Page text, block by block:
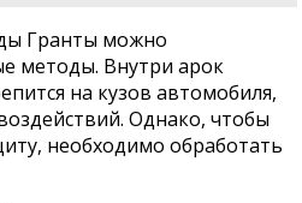
Гранты можно
методы. Внутри арок
на кузов автомобиля,
Однако, чтобы
необходимо обработать